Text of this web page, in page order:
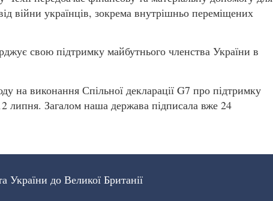
війни українців, зокрема внутрішньо переміщених
свою підтримку майбутнього членства України в
на виконання Спільної декларації G7 про підтримку
липня. Загалом наша держава підписала вже 24
України до Великої Британії